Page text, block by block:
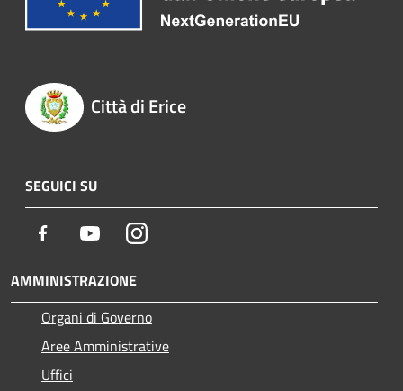
Città di Erice
SEGUICI SU
Facebook YoutubeInstagram
AMMINISTRAZIONE
Organi di Governo
Aree Amministrative
Uffici